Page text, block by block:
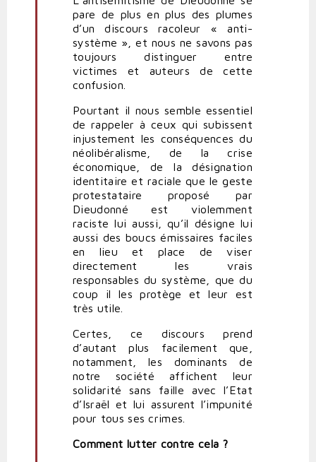
pare de plus en plus des plumes
d’un discours racoleur « anti-
système », et nous ne savons pas
toujours distinguer entre
victimes et auteurs de cette
confusion.
Pourtant il nous semble essentiel
de rappeler à ceux qui subissent
injustement les conséquences du
néolibéralisme, de la crise
économique, de la désignation
identitaire et raciale que le geste
protestataire proposé par
Dieudonné est violemment
raciste lui aussi, qu’il désigne lui
aussi des boucs émissaires faciles
en lieu et place de viser
directement les vrais
responsables du système, que du
coup il les protège et leur est
très utile.
Certes, ce discours prend
d’autant plus facilement que,
notamment, les dominants de
notre société affichent leur
solidarité sans faille avec l’Etat
d’Israël et lui assurent l’impunité
pour tous ses crimes.
Comment lutter contre cela ?